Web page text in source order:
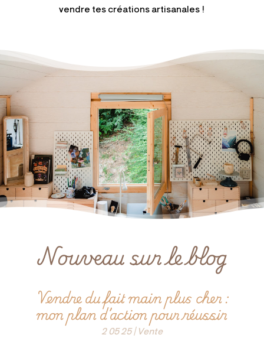
vendre tes créations artisanales !
Nouveau sur le blog
Vendre du fait main plus cher :
mon plan d’action pour réussir
2 05 25|Vente